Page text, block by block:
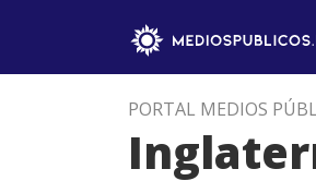
PORTAL MEDIOS